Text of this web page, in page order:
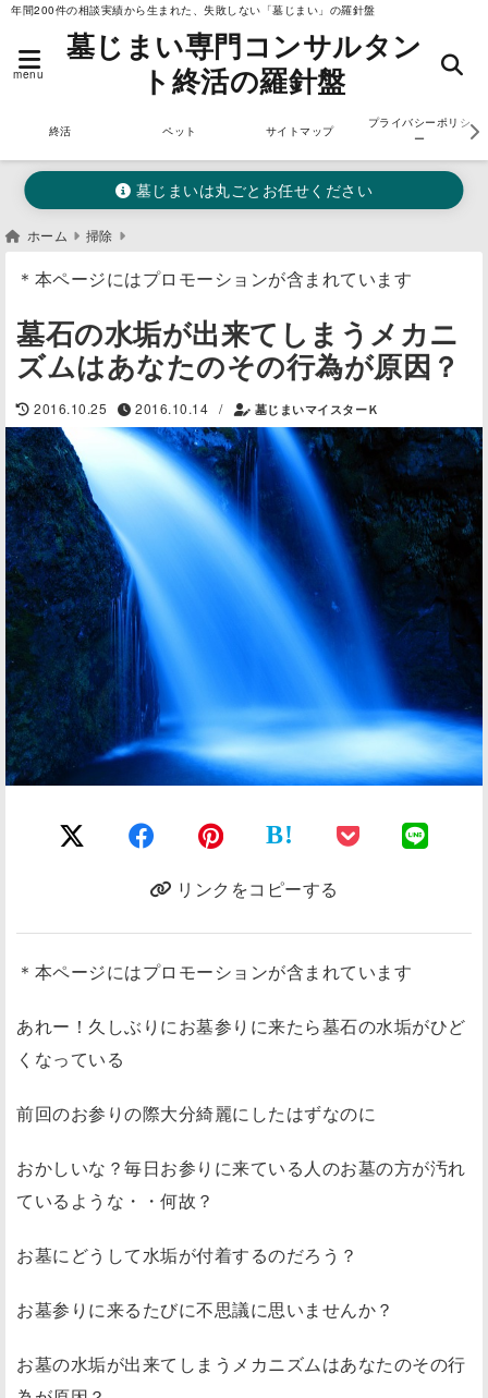
年間200件の相談実績から生まれた、失敗しない「墓じまい」の羅針盤
menu
墓じまい専門コンサルタン
ト終活の羅針盤
終活 ペット サイトマップ
プライバシーポリシ
ー
墓じまいは丸ごとお任せください
ホーム 掃除
＊本ページにはプロモーションが含まれています
墓石の水垢が出来てしまうメカニ
ズムはあなたのその行為が原因？
2016.10.25 2016.10.14 / 墓じまいマイスターＫ
B!
リンクをコピーする
＊本ページにはプロモーションが含まれています
あれー！久しぶりにお墓参りに来たら墓石の水垢がひど
くなっている
前回のお参りの際大分綺麗にしたはずなのに
おかしいな？毎日お参りに来ている人のお墓の方が汚れ
ているような・・何故？
お墓にどうして水垢が付着するのだろう？
お墓参りに来るたびに不思議に思いませんか？
お墓の水垢が出来てしまうメカニズムはあなたのその行